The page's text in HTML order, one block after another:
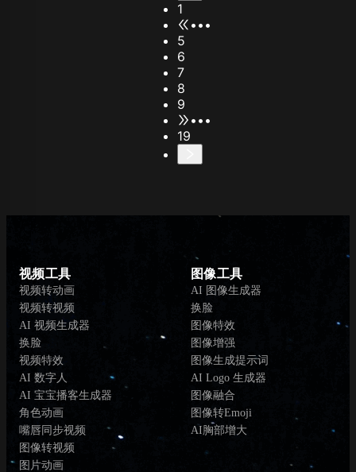
1
•••
5
6
7
8
9
•••
19
视频工具
视频转动画
视频转视频
AI 视频生成器
换脸
视频特效
AI 数字人
AI 宝宝播客生成器
角色动画
嘴唇同步视频
图像转视频
图片动画
图像工具
AI 图像生成器
换脸
图像特效
图像增强
图像生成提示词
AI Logo 生成器
图像融合
图像转Emoji
AI胸部增大